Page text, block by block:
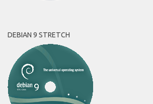
DEBIAN 9 STRETCH